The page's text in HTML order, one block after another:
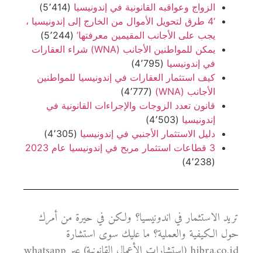
الزواج وعواقبه القانونية في إندونيسيا (5٬414)
‘4 طرق لتحويل الأموال من الخارج إلى إندونيسيا ،
يجب على الأجانب المقيمين معرفتها’ (5٬244)
يمكن للمواطنين الأجانب (WNA) شراء العقارات
في إندونيسيا (4٬795)
كيف استثمار العقارات في إندونيسيا للمواطنين
الأجانب (WNA)
(4٬777)
قانون تعدد الزوجات والإجراءات القانونية في
إندونيسيا (4٬503)
دليل الاستثمار الأجنبي في إندونيسيا (4٬305)
3 قطاعات استثمار مربح في إندونيسيا عام 2023
(4٬238)
تريد الاستثمار في اندونيسيا؟ ولكن في حيرة من أمرك
حول الكيفية والعملية؟ ما عليك سوى استشارة